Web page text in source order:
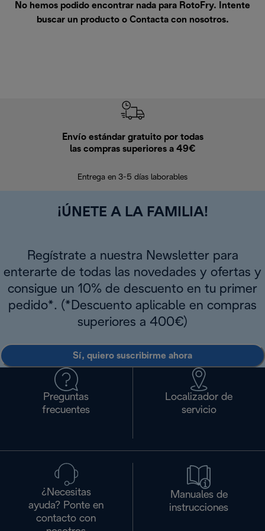
No hemos podido encontrar nada para RotoFry. Intente
buscar un producto o Contacta con nosotros.
Envío estándar gratuito por todas
las compras superiores a 49€
Entrega en 3-5 días laborables
¡ÚNETE A LA FAMILIA!
Regístrate a nuestra Newsletter para
enterarte de todas las novedades y ofertas y
consigue un 10% de descuento en tu primer
pedido*. (*Descuento aplicable en compras
superiores a 400€)
Sí, quiero suscribirme ahora
Preguntas
frecuentes
Localizador de
servicio
¿Necesitas
ayuda? Ponte en
contacto con
Manuales de
instrucciones